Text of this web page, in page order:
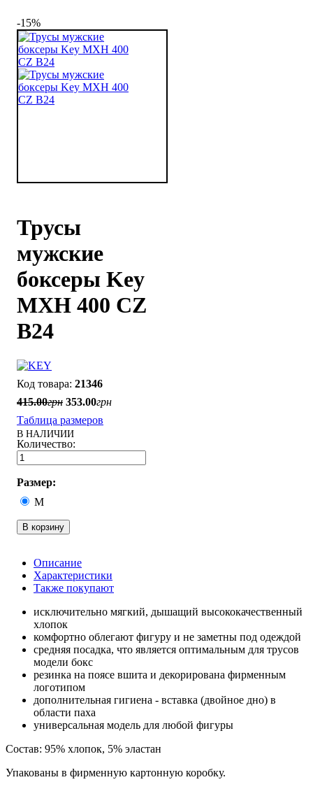
-15%
Трусы
мужские
боксеры Key
MXH 400 CZ
B24
21346
415.00грн 353.00грн
Таблица размеров
В НАЛИЧИИ
Размер:
M
В корзину
Описание
Характеристики
Также покупают
исключительно мягкий, дышащий высококачественный
хлопок
комфортно облегают фигуру и не заметны под одеждой
средняя посадка, что является оптимальным для трусов
модели бокс
резинка на поясе вшита и декорирована фирменным
логотипом
дополнительная гигиена - вставка (двойное дно) в
области паха
универсальная модель для любой фигуры
Состав: 95% хлопок, 5% эластан
Упакованы в фирменную картонную коробку.